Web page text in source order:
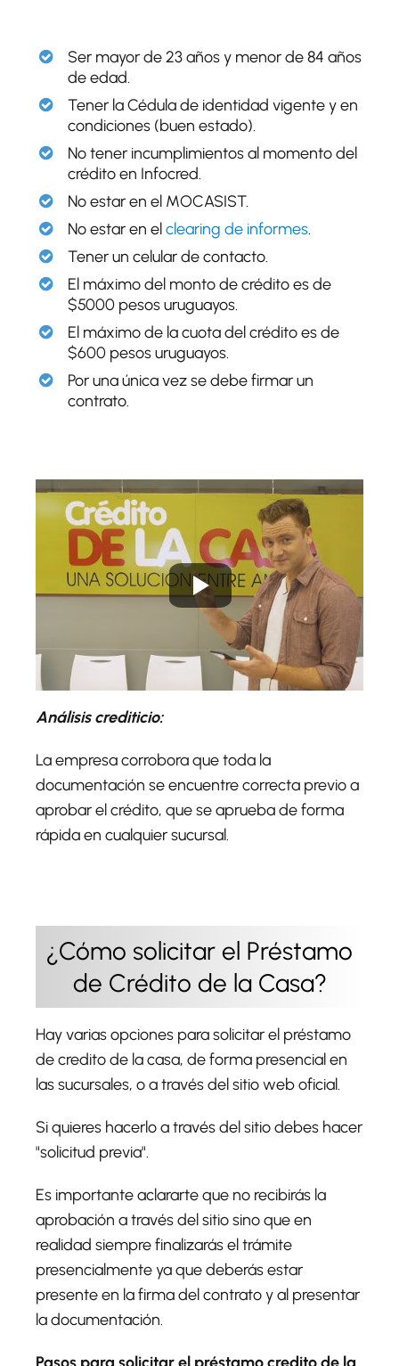
Ser mayor de 23 añosy menor de 84 años
de edad.
Tener laCédula de identidad vigente y en
condiciones (buen estado).
No tener incumplimientosal momento del
crédito en Infocred.
No estar en el MOCASIST.
No estar en elclearing de informes.
Tener un celular de contacto.
El máximo del monto de crédito es de
$5000 pesos uruguayos.
El máximo de la cuota del crédito es de
$600 pesos uruguayos.
Por una única vez se debe firmar un
contrato.
Análisis crediticio:
La empresa corrobora que toda la
documentación se encuentre correcta previo a
aprobar el crédito, que se aprueba de forma
rápida en cualquier sucursal.
¿Cómo solicitar el Préstamo
de Crédito de la Casa?
Hay varias opciones para solicitar el préstamo
de credito de la casa, de forma presencial en
las sucursales, o a través del sitio web oficial.
Si quieres hacerlo a través del sitio debes hacer
"solicitud previa".
Es importante aclararte que no recibirás la
aprobación a través del sitio sino que en
realidad siempre finalizarás el trámite
presencialmente ya que deberás estar
presente en la firma del contrato y al presentar
la documentación.
Pasos para solicitar el préstamo credito de la